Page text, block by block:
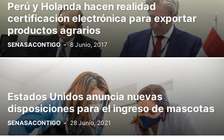
Perú y Holanda hacen realidad
certificación electrónica para exportar
productos agrarios
SENASACONTIGO - 8 Junio, 2017
Estados Unidos anuncia nuevas
disposiciones para el ingreso de mascotas
SENASACONTIGO - 28 Junio, 2021